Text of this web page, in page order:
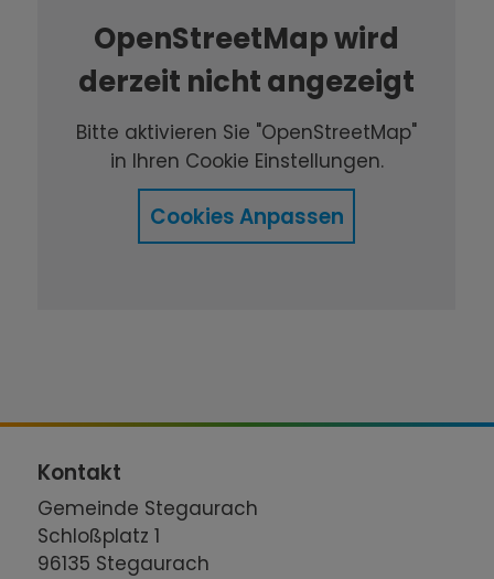
OpenStreetMap wird
derzeit nicht angezeigt
Bitte aktivieren Sie "OpenStreetMap"
in Ihren Cookie Einstellungen.
Cookies Anpassen
Kontakt
Gemeinde Stegaurach
Schloßplatz 1
96135 Stegaurach